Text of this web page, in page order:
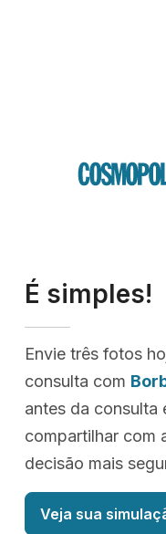
É simples!
Envie três fotos
consulta com
antes da consulta
compartilhar com
decisão mais
Veja sua